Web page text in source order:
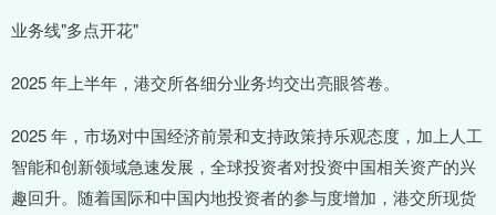
业务线"多点开花"
2025 年上半年，港交所各细分业务均交出亮眼答卷。
2025 年，市场对中国经济前景和支持政策持乐观态度，加上人工
智能和创新领域急速发展，全球投资者对投资中国相关资产的兴
趣回升。随着国际和中国内地投资者的参与度增加，港交所现货